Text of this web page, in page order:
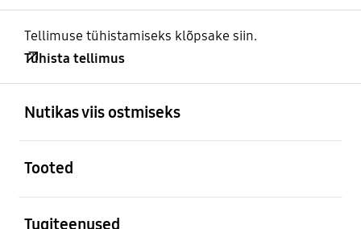
Tellimuse tühistamiseks klõpsake siin.
Tühista tellimus
Nutikas viis ostmiseks
Tooted
Tugiteenused